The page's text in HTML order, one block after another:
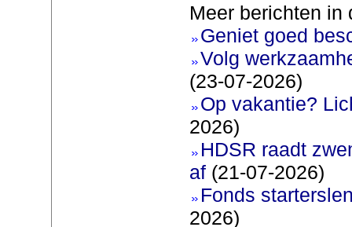
Meer berichten in
Geniet goed
Volg
(23-07-2026)
Op vakantie?
2026)
HDSR raadt
af(21-07-2026)
Fonds
2026)